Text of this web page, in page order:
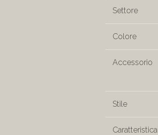
Settore
Colore
Accessorio
Stile
Caratteristica